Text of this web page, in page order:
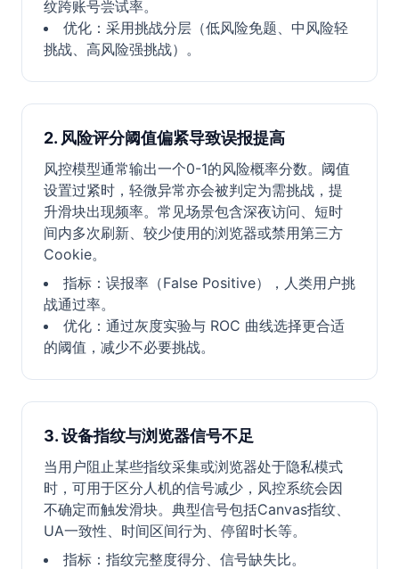
纹跨账号尝试率。
优化：采用挑战分层（低风险免题、中风险轻
挑战、高风险强挑战）。
2. 风险评分阈值偏紧导致误报提高
风控模型通常输出一个0-1的风险概率分数。阈值
设置过紧时，轻微异常亦会被判定为需挑战，提
升滑块出现频率。常见场景包含深夜访问、短时
间内多次刷新、较少使用的浏览器或禁用第三方
Cookie。
指标：误报率（False Positive），人类用户挑
战通过率。
优化：通过灰度实验与 ROC 曲线选择更合适
的阈值，减少不必要挑战。
3. 设备指纹与浏览器信号不足
当用户阻止某些指纹采集或浏览器处于隐私模式
时，可用于区分人机的信号减少，风控系统会因
不确定而触发滑块。典型信号包括Canvas指纹、
UA一致性、时间区间行为、停留时长等。
指标：指纹完整度得分、信号缺失比。